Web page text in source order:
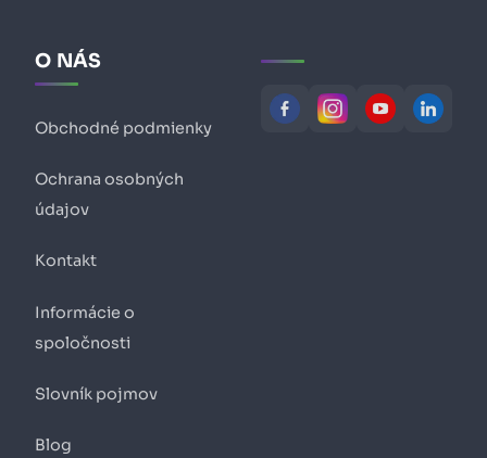
O NÁS
Obchodné podmienky
Ochrana osobných
údajov
Kontakt
Informácie o
spoločnosti
Slovník pojmov
Blog